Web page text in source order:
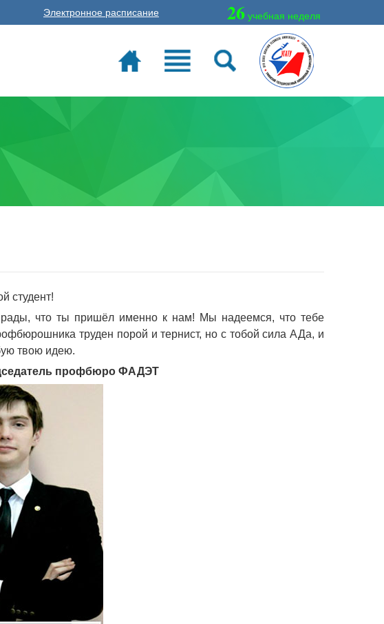
Электронное расписание 26 учебная неделя
студент!
что ты пришёл именно к нам! Мы надеемся, что тебе
труден порой и тернист, но с тобой сила АДа, и
твою идею.
профбюро ФАДЭТ